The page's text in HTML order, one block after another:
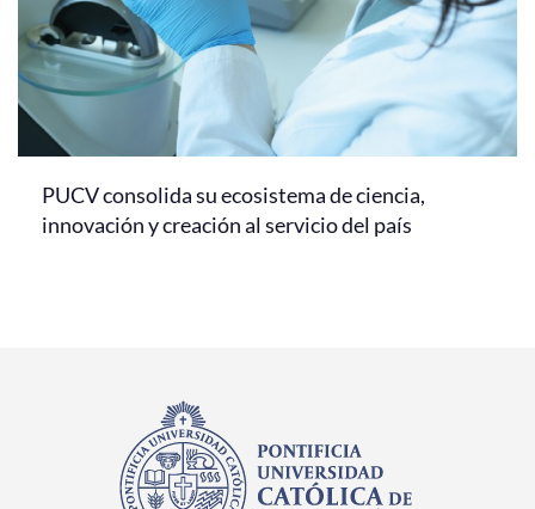
PUCV consolida su ecosistema de ciencia,
innovación y creación al servicio del país